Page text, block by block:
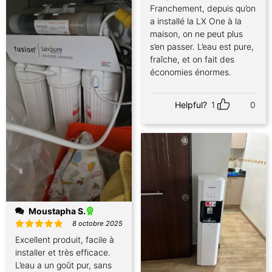
Moustapha S.
Note 5
sur 5
8 octobre 2025
Excellent produit, facile à
installer et très efficace.
L’eau a un goût pur, sans
sur 5
Franchement, depuis qu’on
a installé la LX One à la
maison, on ne peut plus
s’en passer. L’eau est pure,
fraîche, et on fait des
économies énormes.
Helpful? 1 0